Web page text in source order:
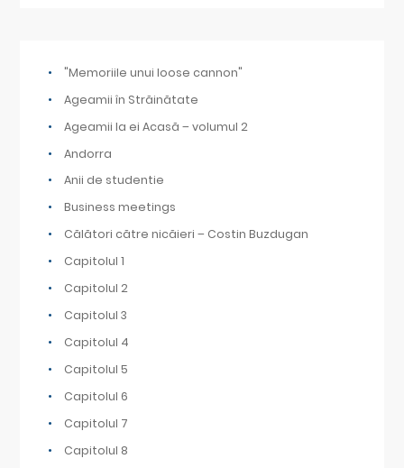
"Memoriile unui loose cannon"
Ageamii în Străinătate
Ageamii la ei Acasă – volumul 2
Andorra
Anii de studentie
Business meetings
Călători către nicăieri – Costin Buzdugan
Capitolul 1
Capitolul 2
Capitolul 3
Capitolul 4
Capitolul 5
Capitolul 6
Capitolul 7
Capitolul 8